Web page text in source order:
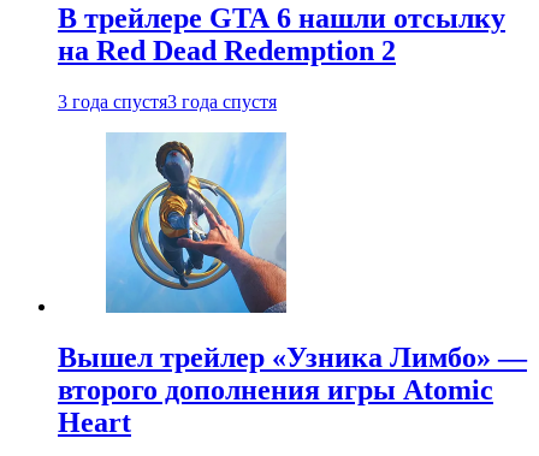
В трейлере GTA 6 нашли отсылку
на Red Dead Redemption 2
3 года спустя3 года спустя
Вышел трейлер «Узника Лимбо» —
второго дополнения игры Atomic
Heart